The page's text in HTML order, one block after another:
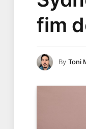
fim
By Toni